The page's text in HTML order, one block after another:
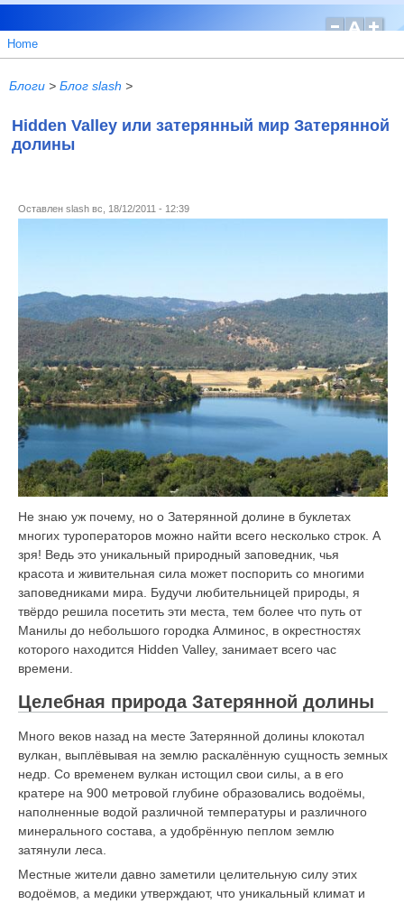
Home
Блоги > Блог slash >
Hidden Valley или затерянный мир Затерянной
долины
Оставлен slash вс, 18/12/2011 - 12:39
Не знаю уж почему, но о Затерянной долине в буклетах
многих туроператоров можно найти всего несколько строк. А
зря! Ведь это уникальный природный заповедник, чья
красота и живительная сила может поспорить со многими
заповедниками мира. Будучи любительницей природы, я
твёрдо решила посетить эти места, тем более что путь от
Манилы до небольшого городка Алминос, в окрестностях
которого находится Hidden Valley, занимает всего час
времени.
Целебная природа Затерянной долины
Много веков назад на месте Затерянной долины клокотал
вулкан, выплёвывая на землю раскалённую сущность земных
недр. Со временем вулкан истощил свои силы, а в его
кратере на 900 метровой глубине образовались водоёмы,
наполненные водой различной температуры и различного
минерального состава, а удобрённую пеплом землю
затянули леса.
Местные жители давно заметили целительную силу этих
водоёмов, а медики утверждают, что уникальный климат и